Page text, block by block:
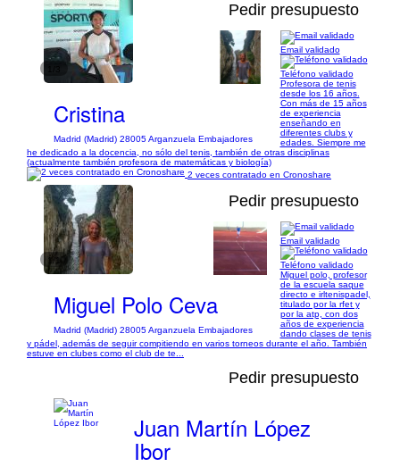
Pedir presupuesto
Cristina
Madrid (Madrid) 28005 Arganzuela Embajadores
Email validado
Teléfono validado
Profesora de tenis
desde los 16 años.
Con más de 15 años
de experiencia
enseñando en
diferentes clubs y
edades. Siempre me
he dedicado a la docencia, no sólo del tenis, también de otras disciplinas
(actualmente también profesora de matemáticas y biología)
2 veces contratado en Cronoshare
1/1
Pedir presupuesto
Miguel Polo Ceva
Madrid (Madrid) 28005 Arganzuela Embajadores
Email validado
Teléfono validado
Miguel polo, profesor
de la escuela saque
directo e irltenispadel,
titulado por la rfet y
por la atp, con dos
años de experiencia
dando clases de tenis
y pádel, además de seguir compitiendo en varios torneos durante el año. También
estuve en clubes como el club de te...
Pedir presupuesto
Juan Martín López
Ibor